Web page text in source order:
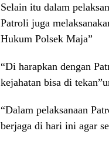
Selain itu dalam
Patroli juga
Hukum Polsek Maja”
“Di harapkan dengan
kejahatan bisa di
“Dalam pelaksanaan
berjaga di hari ini agar